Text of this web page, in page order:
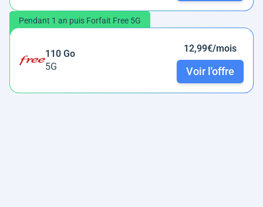
Pendant 1 an puis Forfait Free 5G
110 Go
5G
12,99€/mois
Voir l'offre